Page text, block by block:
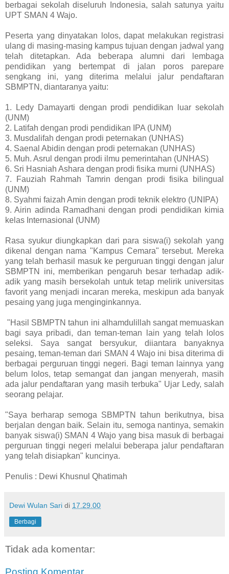
berbagai sekolah diseluruh Indonesia, salah satunya yaitu
UPT SMAN 4 Wajo.
Peserta yang dinyatakan lolos, dapat melakukan registrasi
ulang di masing-masing kampus tujuan dengan jadwal yang
telah ditetapkan. Ada beberapa alumni dari lembaga
pendidikan yang bertempat di jalan poros parepare
sengkang ini, yang diterima melalui jalur pendaftaran
SBMPTN, diantaranya yaitu:
1. Ledy Damayarti dengan prodi pendidikan luar sekolah
(UNM)
2. Latifah dengan prodi pendidikan IPA (UNM)
3. Musdalifah dengan prodi peternakan (UNHAS)
4. Saenal Abidin dengan prodi peternakan (UNHAS)
5. Muh. Asrul dengan prodi ilmu pemerintahan (UNHAS)
6. Sri Hasniah Ashara dengan prodi fisika murni (UNHAS)
7. Fauziah Rahmah Tamrin dengan prodi fisika bilingual
(UNM)
8. Syahmi faizah Amin dengan prodi teknik elektro (UNIPA)
9. Airin adinda Ramadhani dengan prodi pendidikan kimia
kelas Internasional (UNM)
Rasa syukur diungkapkan dari para siswa(i) sekolah yang
dikenal dengan nama "Kampus Cemara" tersebut. Mereka
yang telah berhasil masuk ke perguruan tinggi dengan jalur
SBMPTN ini, memberikan pengaruh besar terhadap adik-
adik yang masih bersekolah untuk tetap melirik universitas
favorit yang menjadi incaran mereka, meskipun ada banyak
pesaing yang juga menginginkannya.
"Hasil SBMPTN tahun ini alhamdulillah sangat memuaskan
bagi saya pribadi, dan teman-teman lain yang telah lolos
seleksi. Saya sangat bersyukur, diiantara banyaknya
pesaing, teman-teman dari SMAN 4 Wajo ini bisa diterima di
berbagai perguruan tinggi negeri. Bagi teman lainnya yang
belum lolos, tetap semangat dan jangan menyerah, masih
ada jalur pendaftaran yang masih terbuka" Ujar Ledy, salah
seorang pelajar.
"Saya berharap semoga SBMPTN tahun berikutnya, bisa
berjalan dengan baik. Selain itu, semoga nantinya, semakin
banyak siswa(i) SMAN 4 Wajo yang bisa masuk di berbagai
perguruan tinggi negeri melalui beberapa jalur pendaftaran
yang telah disiapkan" kuncinya.
Penulis : Dewi Khusnul Qhatimah
Dewi Wulan Sari di 17.29.00
Berbagi
Tidak ada komentar:
Posting Komentar